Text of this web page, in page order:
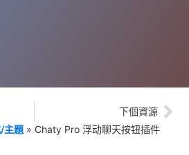
下個資源
主題 » Chaty Pro 浮动聊天按钮插件